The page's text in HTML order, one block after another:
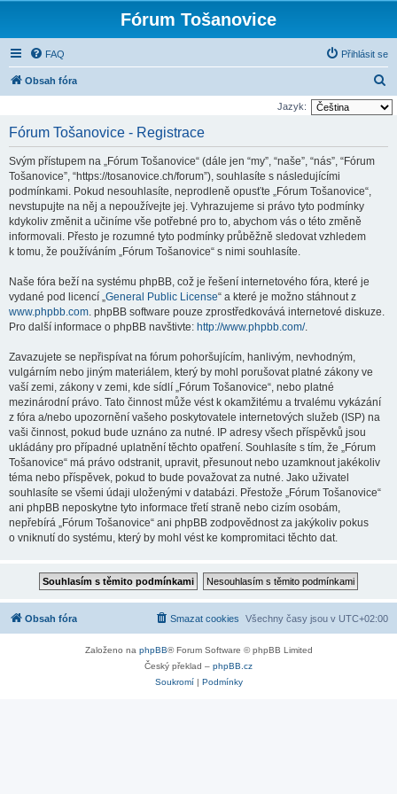
Fórum Tošanovice
FAQ Přihlásit se
Obsah fóra
l
Jazyk:
Fórum Tošanovice - Registrace
Svým přístupem na „Fórum Tošanovice“ (dále jen “my”, “naše”, “nás”, “Fórum
Tošanovice”, “https://tosanovice.ch/forum”), souhlasíte s následujícími
podmínkami. Pokud nesouhlasíte, neprodleně opusťte „Fórum Tošanovice“,
nevstupujte na něj a nepoužívejte jej. Vyhrazujeme si právo tyto podmínky
kdykoliv změnit a učiníme vše potřebné pro to, abychom vás o této změně
informovali. Přesto je rozumné tyto podmínky průběžně sledovat vzhledem
k tomu, že používáním „Fórum Tošanovice“ s nimi souhlasíte.
Naše fóra beží na systému phpBB, což je řešení internetového fóra, které je
vydané pod licencí „General Public License“ a které je možno stáhnout z
www.phpbb.com. phpBB software pouze zprostředkovává internetové diskuze.
Pro další informace o phpBB navštivte: http://www.phpbb.com/.
Zavazujete se nepřispívat na fórum pohoršujícím, hanlivým, nevhodným,
vulgárním nebo jiným materiálem, který by mohl porušovat platné zákony ve
vaší zemi, zákony v zemi, kde sídlí „Fórum Tošanovice“, nebo platné
mezinárodní právo. Tato činnost může vést k okamžitému a trvalému vykázání
z fóra a/nebo upozornění vašeho poskytovatele internetových služeb (ISP) na
vaši činnost, pokud bude uznáno za nutné. IP adresy všech příspěvků jsou
ukládány pro případné uplatnění těchto opatření. Souhlasíte s tím, že „Fórum
Tošanovice“ má právo odstranit, upravit, přesunout nebo uzamknout jakékoliv
téma nebo příspěvek, pokud to bude považovat za nutné. Jako uživatel
souhlasíte se všemi údaji uloženými v databázi. Přestože „Fórum Tošanovice“
ani phpBB neposkytne tyto informace třetí straně nebo cizím osobám,
nepřebírá „Fórum Tošanovice“ ani phpBB zodpovědnost za jakýkoliv pokus
o vniknutí do systému, který by mohl vést ke kompromitaci těchto dat.
Obsah fóra Všechny časy jsou v UTC+02:00
Smazat cookies
Založeno na phpBB® Forum Software © phpBB Limited
Český překlad – phpBB.cz
Soukromí| Podmínky